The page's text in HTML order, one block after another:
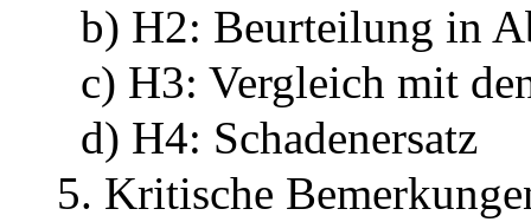
b) H2: Beurteilung in
c) H3: Vergleich mit
d) H4: Schadenersatz
5. Kritische